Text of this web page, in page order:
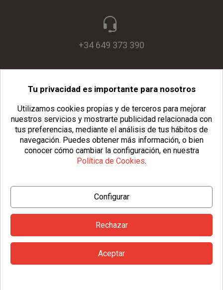
+34 649 373 390
info@usopack.com
© Copyright 2026 Usopack® | Aviso Legal
| Política de Cookies| Configurar Cookies |
Condiciones Generales
Tu privacidad es importante para nosotros
Utilizamos cookies propias y de terceros para mejorar
nuestros servicios y mostrarte publicidad relacionada con
tus preferencias, mediante el análisis de tus hábitos de
navegación. Puedes obtener más información, o bien
conocer cómo cambiar la configuración, en nuestra
Política de Cookies.
Configurar
Rechazar
Aceptar